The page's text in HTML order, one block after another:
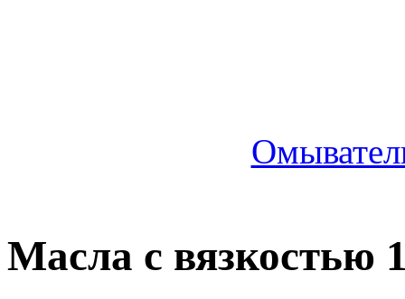
Масла с вязкостью